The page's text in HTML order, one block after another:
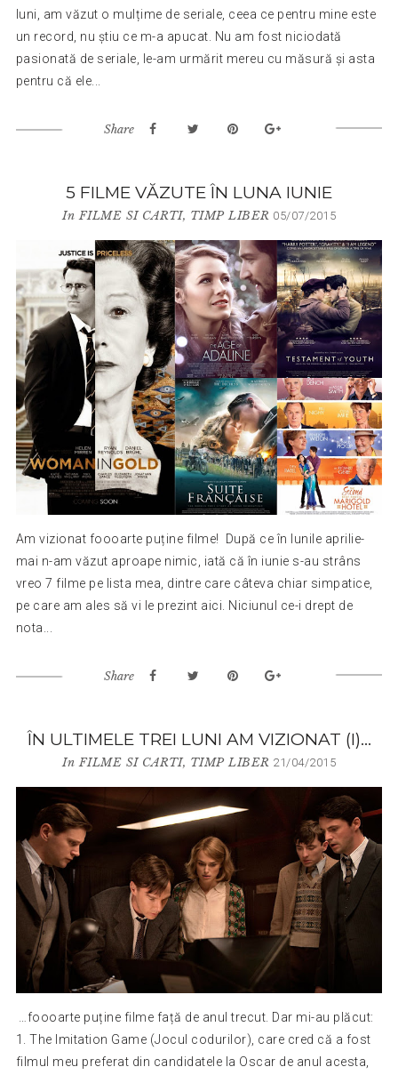
luni, am văzut o mulțime de seriale, ceea ce pentru mine este
un record, nu știu ce m-a apucat. Nu am fost niciodată
pasionată de seriale, le-am urmărit mereu cu măsură și asta
pentru că ele...
Share
5 FILME VĂZUTE ÎN LUNA IUNIE
InFILME SI CARTI, TIMP LIBER 05/07/2015
Am vizionat foooarte puține filme! După ce în lunile aprilie-
mai n-am văzut aproape nimic, iată că în iunie s-au strâns
vreo 7 filme pe lista mea, dintre care câteva chiar simpatice,
pe care am ales să vi le prezint aici. Niciunul ce-i drept de
nota...
Share
ÎN ULTIMELE TREI LUNI AM VIZIONAT (I)…
InFILME SI CARTI, TIMP LIBER 21/04/2015
…foooarte puține filme față de anul trecut. Dar mi-au plăcut:
1. The Imitation Game (Jocul codurilor), care cred că a fost
filmul meu preferat din candidatele la Oscar de anul acesta,